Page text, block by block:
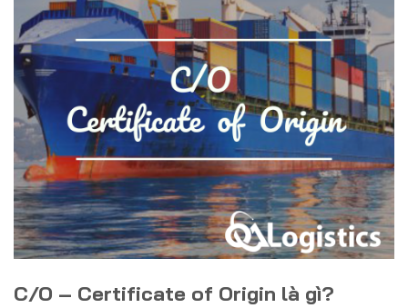
C/O – Certificate of Origin là gì?